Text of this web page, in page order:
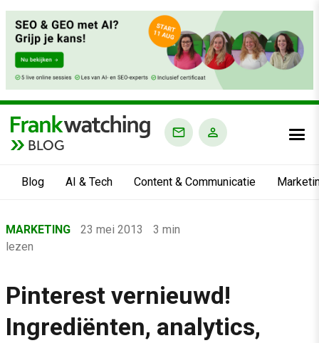
BLOG
Blog AI & Tech Content & Communicatie
›
Marketing
MARKETING 23 mei 2013
3 min
lezen
Pinterest vernieuwd!
Ingrediënten, analytics,